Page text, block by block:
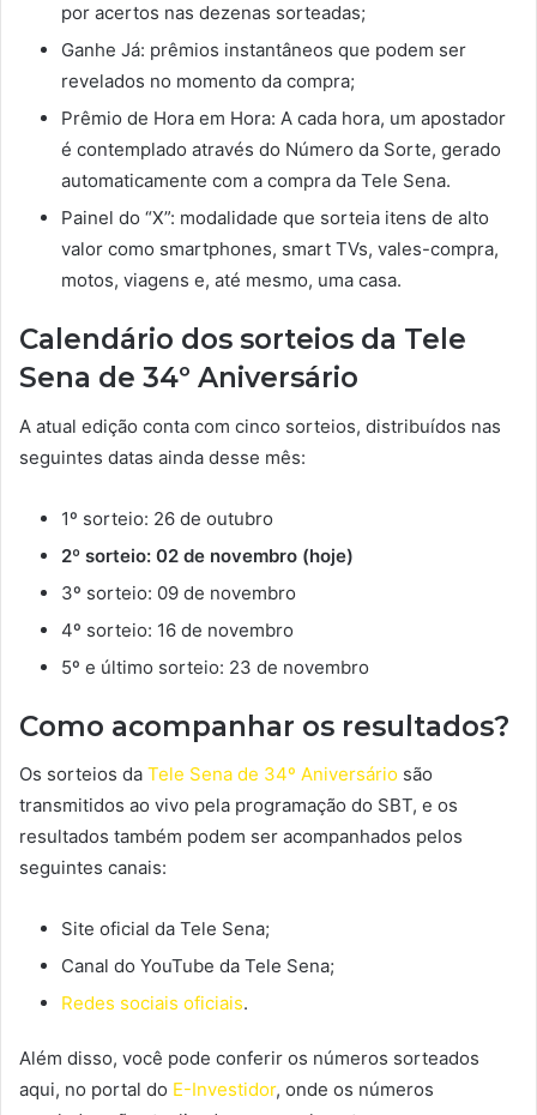
por acertos nas dezenas sorteadas;
Ganhe Já: prêmios instantâneos que podem ser
revelados no momento da compra;
Prêmio de Hora em Hora: A cada hora, um apostador
é contemplado através do Número da Sorte, gerado
automaticamente com a compra da Tele Sena.
Painel do “X”: modalidade que sorteia itens de alto
valor como smartphones, smart TVs, vales-compra,
motos, viagens e, até mesmo, uma casa.
Calendário dos sorteios da Tele
Sena de 34º Aniversário
A atual edição conta com cinco sorteios, distribuídos nas
seguintes datas ainda desse mês:
1º sorteio: 26 de outubro
2º sorteio: 02 de novembro (hoje)
3º sorteio: 09 de novembro
4º sorteio: 16 de novembro
5º e último sorteio: 23 de novembro
Como acompanhar os resultados?
Os sorteios da Tele Sena de 34º Aniversário são
transmitidos ao vivo pela programação do SBT, e os
resultados também podem ser acompanhados pelos
seguintes canais:
Site oficial da Tele Sena;
Canal do YouTube da Tele Sena;
Redes sociais oficiais.
Além disso, você pode conferir os números sorteados
aqui, no portal do E-Investidor, onde os números